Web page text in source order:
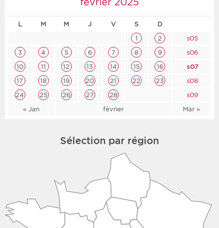
L M M J V S D
« Jan février Mar »
1 2
s05
3
4 5 6 7 8 9
s06
10
11 12 13 14 15 16
s07
17
18 19 20 21 22 23
s08
24
25 26 27 28 s09
Sélection par région